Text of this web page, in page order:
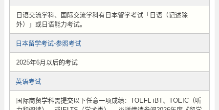
日语交流学科、国际交流学科有日本留学考试「日语（记述除
外）」或日语能力考试。
日本留学考试-参照考试
2025年6月以后的考试
英语考试
国际商贸学科需提交以下任意一项成绩：TOEFL iBT、TOEIC（听